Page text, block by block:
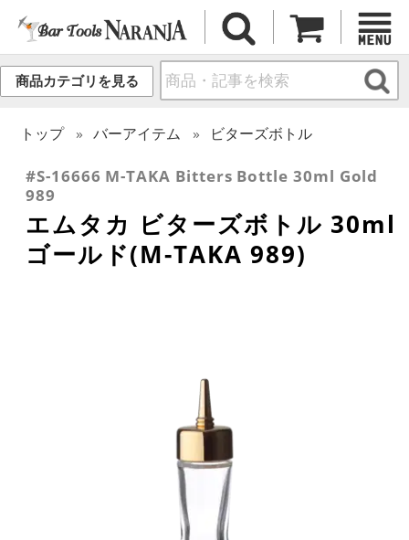
商品カテゴリを見る
トップ バーアイテム ビターズボトル
#S-16666 M-TAKA Bitters Bottle 30ml Gold
989
エムタカ ビターズボトル 30ml
ゴールド(M-TAKA 989)